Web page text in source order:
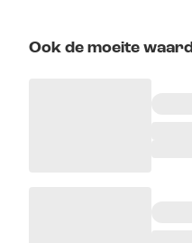
Ook de moeite waard